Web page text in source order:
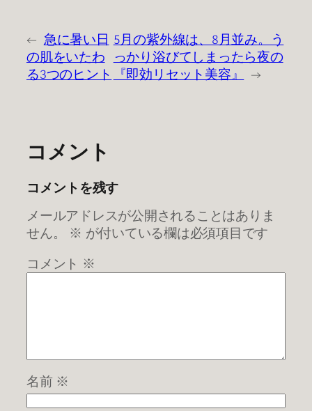
← 急に暑い日
の肌をいたわ
る3つのヒント
5月の紫外線は、8月並み。う
っかり浴びてしまったら夜の
『即効リセット美容』
→
コメント
コメントを残す
メールアドレスが公開されることはありま
せん。
※ が付いている欄は必須項目です
コメント ※
名前 ※